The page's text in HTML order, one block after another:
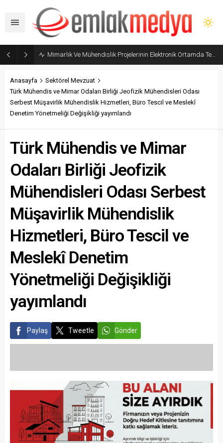
Mimarlık Ve Mühendislik Projelerinin Elektronik Ortamda Teslimi Ve Yönetilmesi Hakkında Yönetmelik yayımlandı
Anasayfa
Sektörel Mevzuat
Türk Mühendis ve Mimar Odaları Birliği Jeofizik Mühendisleri Odası
Serbest Müşavirlik Mühendislik Hizmetleri, Büro Tescil ve Meslekî
Denetim Yönetmeliği Değişikliği yayımlandı
Türk Mühendis ve Mimar
Odaları Birliği Jeofizik
Mühendisleri Odası Serbest
Müşavirlik Mühendislik
Hizmetleri, Büro Tescil ve
Meslekî Denetim
Yönetmeliği Değişikliği
yayımlandı
Paylaş Tweetle Gönder